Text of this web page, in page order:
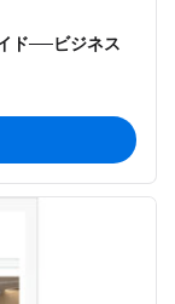
ド──ビジネス